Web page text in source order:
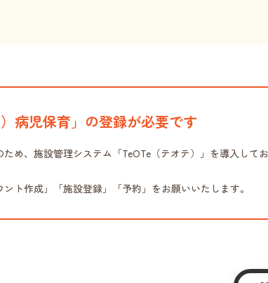
病児保育」の登録が必要です
め、施設管理システム「TeOTe（テオテ）」を導入して
ト作成」「施設登録」「予約」をお願いいたします。